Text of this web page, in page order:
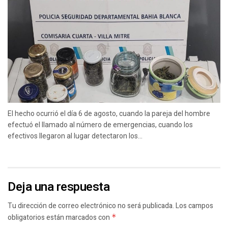
El hecho ocurrió el día 6 de agosto, cuando la pareja del hombre
efectuó el llamado al número de emergencias, cuando los
efectivos llegaron al lugar detectaron los...
Deja una respuesta
Tu dirección de correo electrónico no será publicada.Los campos
obligatorios están marcados con *